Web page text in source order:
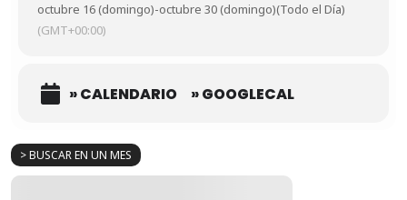
> BUSCAR EN UN MES
octubre 16 (domingo)-octubre 30 (domingo)(Todo el Día)
(GMT+00:00)
» CALENDARIO » GOOGLECAL